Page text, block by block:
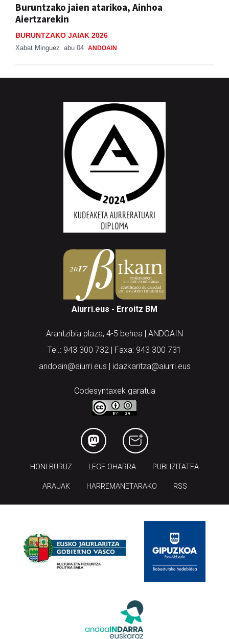
Buruntzako jaien atarikoa, Ainhoa
Aiertzarekin
BURUNTZAKO JAIAK 2026
Xabat Minguez abu 04 ANDOAIN
Aiurri.eus - Erroitz BM
Arantzibia plaza, 4-5 behea | ANDOAIN
Tel.: 943 300 732 | Faxa: 943 300 731
andoain@aiurri.eus | idazkaritza@aiurri.eus
Codesyntaxek garatua
HONI BURUZ LEGE OHARRA PUBLIZITATEA
ARAUAK HARREMANETARAKO RSS